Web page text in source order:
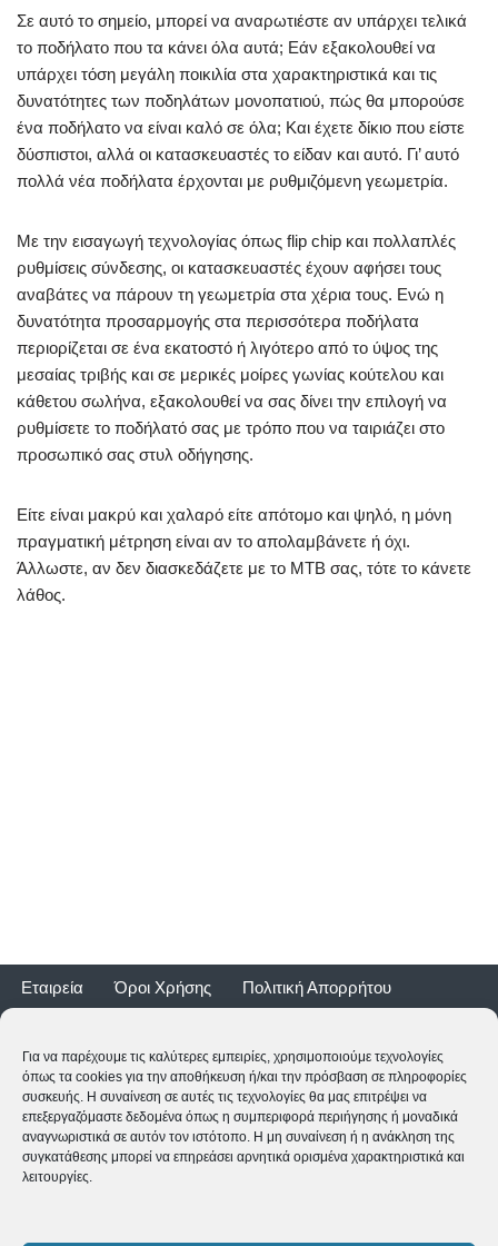
Για να παρέχουμε τις καλύτερες εμπειρίες, χρησιμοποιούμε τεχνολογίες
όπως τα cookies για την αποθήκευση ή/και την πρόσβαση σε πληροφορίες
συσκευής. Η συναίνεση σε αυτές τις τεχνολογίες θα μας επιτρέψει να
επεξεργαζόμαστε δεδομένα όπως η συμπεριφορά περιήγησης ή μοναδικά
αναγνωριστικά σε αυτόν τον ιστότοπο. Η μη συναίνεση ή η ανάκληση της
συγκατάθεσης μπορεί να επηρεάσει αρνητικά ορισμένα χαρακτηριστικά και
λειτουργίες.
Σε αυτό το σημείο, μπορεί να αναρωτιέστε αν υπάρχει τελικά
το ποδήλατο που τα κάνει όλα αυτά; Εάν εξακολουθεί να
υπάρχει τόση μεγάλη ποικιλία στα χαρακτηριστικά και τις
δυνατότητες των ποδηλάτων μονοπατιού, πώς θα μπορούσε
ένα ποδήλατο να είναι καλό σε όλα; Και έχετε δίκιο που είστε
δύσπιστοι, αλλά οι κατασκευαστές το είδαν και αυτό. Γι’ αυτό
πολλά νέα ποδήλατα έρχονται με ρυθμιζόμενη γεωμετρία.
Με την εισαγωγή τεχνολογίας όπως flip chip και πολλαπλές
ρυθμίσεις σύνδεσης, οι κατασκευαστές έχουν αφήσει τους
αναβάτες να πάρουν τη γεωμετρία στα χέρια τους. Ενώ η
δυνατότητα προσαρμογής στα περισσότερα ποδήλατα
περιορίζεται σε ένα εκατοστό ή λιγότερο από το ύψος της
μεσαίας τριβής και σε μερικές μοίρες γωνίας κούτελου και
κάθετου σωλήνα, εξακολουθεί να σας δίνει την επιλογή να
ρυθμίσετε το ποδήλατό σας με τρόπο που να ταιριάζει στο
προσωπικό σας στυλ οδήγησης.
Είτε είναι μακρύ και χαλαρό είτε απότομο και ψηλό, η μόνη
πραγματική μέτρηση είναι αν το απολαμβάνετε ή όχι.
Άλλωστε, αν δεν διασκεδάζετε με το MTB σας, τότε το κάνετε
λάθος.
Εταιρεία Όροι Χρήσης
Πολιτική Απορρήτου